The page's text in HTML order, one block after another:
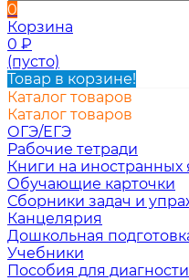
0
Корзина
0 ₽
(пусто)
Товар в корзине!
Каталог товаров
Каталог товаров
ОГЭ/ЕГЭ
Рабочие тетради
Книги на иностранных
Обучающие карточки
Сборники задач и
Канцелярия
Дошкольная
Учебники
Пособия для